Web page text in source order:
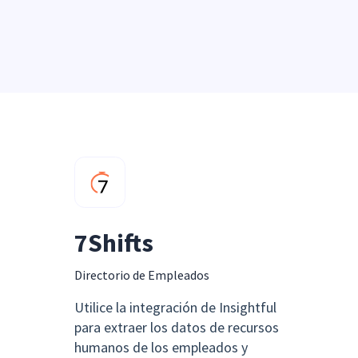
7Shifts
Directorio de Empleados
Utilice la integración de Insightful
para extraer los datos de recursos
humanos de los empleados y